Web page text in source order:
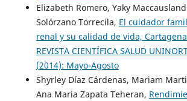
Elizabeth Romero, Yaky
Solórzano Torrecila, El cuidador
renal y su calidad de vida,
REVISTA CIENTÍFICA SALUD
(2014): Mayo-Agosto
Shyrley Díaz Cárdenas, Mariam
Ana Maria Zapata Teheran,